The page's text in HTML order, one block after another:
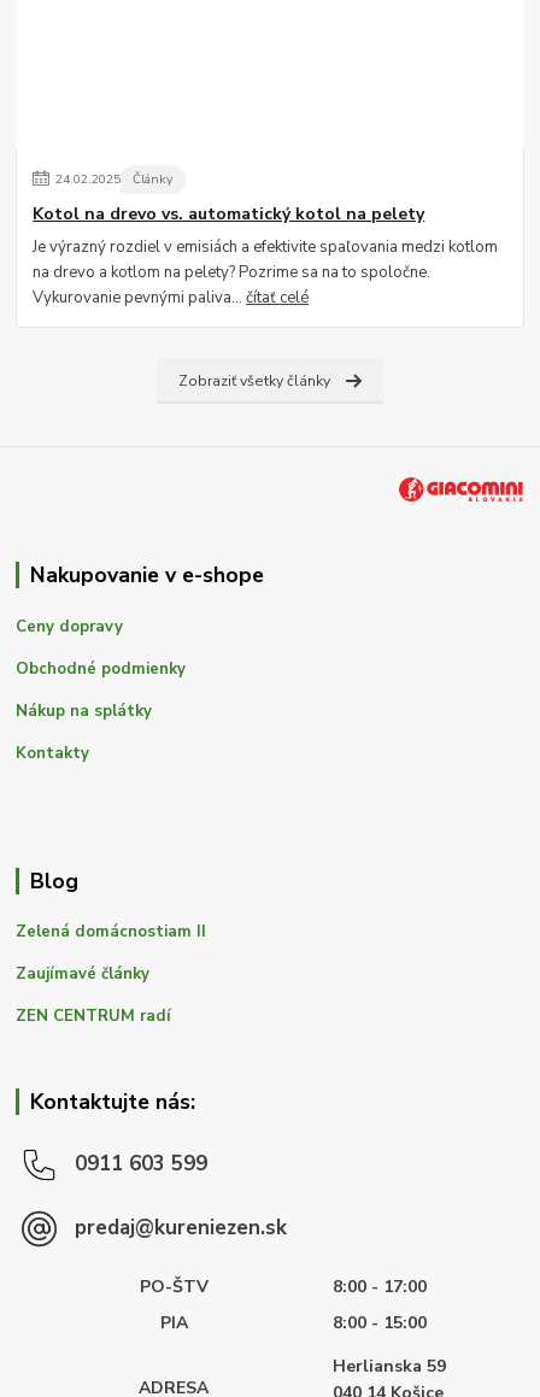
24.02.2025 Články
Kotol na drevo vs. automatický kotol na pelety
Je výrazný rozdiel v emisiách a efektivite spaľovania medzi kotlom
na drevo a kotlom na pelety? Pozrime sa na to spoločne.
Vykurovanie pevnými paliva...čítať celé
Zobraziť všetky články
Nakupovanie v e-shope
Ceny dopravy
Obchodné podmienky
Nákup na splátky
Kontakty
Blog
Zelená domácnostiam II
Zaujímavé články
ZEN CENTRUM radí
Kontaktujte nás:
0911 603 599
predaj@kureniezen.sk
PO-ŠTV
8:00 - 17:00
PIA
8:00 - 15:00
ADRESA
Herlianska 59